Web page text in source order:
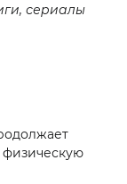
сериалы
физическую